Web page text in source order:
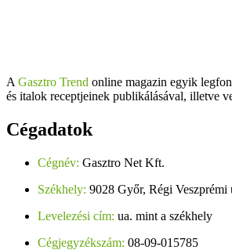
A Gasztro Trend online magazin egyik
és italok receptjeinek publikálásával, illetve
Cégadatok
Cégnév: Gasztro Net Kft.
Székhely: 9028 Győr, Régi Veszprémi
Levelezési cím: ua. mint a székhely
Cégjegyzékszám: 08-09-015785